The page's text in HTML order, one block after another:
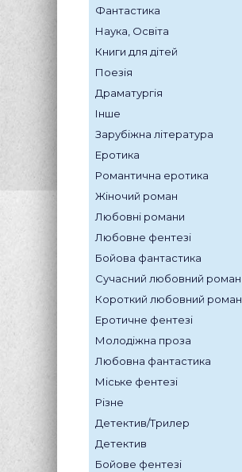
Фантастика
Наука, Освіта
Книги для дітей
Поезія
Драматургія
Інше
Зарубіжна література
Еротика
Романтична еротика
Жіночий роман
Любовні романи
Любовне фентезі
Бойова фантастика
Сучасний любовний роман
Короткий любовний роман
Еротичне фентезі
Молодіжна проза
Любовна фантастика
Міське фентезі
Різне
Детектив/Трилер
Детектив
Бойове фентезі